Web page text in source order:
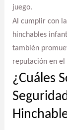
juego.
Al cumplir con
hinchables
también
reputación en el
¿Cuáles